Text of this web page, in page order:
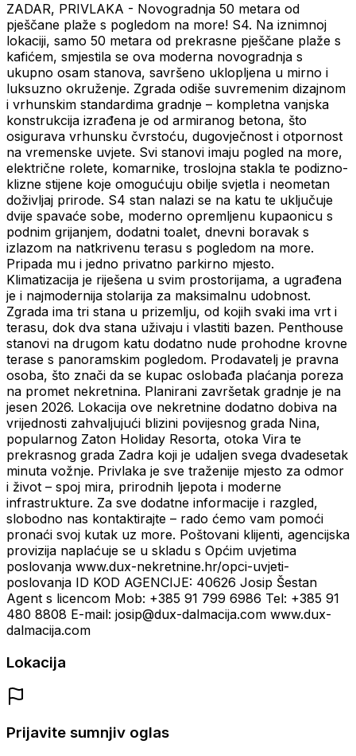
ZADAR, PRIVLAKA - Novogradnja 50 metara od
pješčane plaže s pogledom na more! S4. Na iznimnoj
lokaciji, samo 50 metara od prekrasne pješčane plaže s
kafićem, smjestila se ova moderna novogradnja s
ukupno osam stanova, savršeno uklopljena u mirno i
luksuzno okruženje. Zgrada odiše suvremenim dizajnom
i vrhunskim standardima gradnje – kompletna vanjska
konstrukcija izrađena je od armiranog betona, što
osigurava vrhunsku čvrstoću, dugovječnost i otpornost
na vremenske uvjete. Svi stanovi imaju pogled na more,
električne rolete, komarnike, troslojna stakla te podizno-
klizne stijene koje omogućuju obilje svjetla i neometan
doživljaj prirode. S4 stan nalazi se na katu te uključuje
dvije spavaće sobe, moderno opremljenu kupaonicu s
podnim grijanjem, dodatni toalet, dnevni boravak s
izlazom na natkrivenu terasu s pogledom na more.
Pripada mu i jedno privatno parkirno mjesto.
Klimatizacija je riješena u svim prostorijama, a ugrađena
je i najmodernija stolarija za maksimalnu udobnost.
Zgrada ima tri stana u prizemlju, od kojih svaki ima vrt i
terasu, dok dva stana uživaju i vlastiti bazen. Penthouse
stanovi na drugom katu dodatno nude prohodne krovne
terase s panoramskim pogledom. Prodavatelj je pravna
osoba, što znači da se kupac oslobađa plaćanja poreza
na promet nekretnina. Planirani završetak gradnje je na
jesen 2026. Lokacija ove nekretnine dodatno dobiva na
vrijednosti zahvaljujući blizini povijesnog grada Nina,
popularnog Zaton Holiday Resorta, otoka Vira te
prekrasnog grada Zadra koji je udaljen svega dvadesetak
minuta vožnje. Privlaka je sve traženije mjesto za odmor
i život – spoj mira, prirodnih ljepota i moderne
infrastrukture. Za sve dodatne informacije i razgled,
slobodno nas kontaktirajte – rado ćemo vam pomoći
pronaći svoj kutak uz more. Poštovani klijenti, agencijska
provizija naplaćuje se u skladu s Općim uvjetima
poslovanja www.dux-nekretnine.hr/opci-uvjeti-
poslovanja ID KOD AGENCIJE: 40626 Josip Šestan
Agent s licencom Mob: +385 91 799 6986 Tel: +385 91
480 8808 E-mail: josip@dux-dalmacija.com www.dux-
dalmacija.com
Lokacija
Prijavite sumnjiv oglas